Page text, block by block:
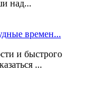
над...
времен...
и быстрого
...